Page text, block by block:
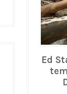
Ed